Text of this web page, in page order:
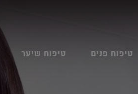
טיפוח פנים טיפוח שיער